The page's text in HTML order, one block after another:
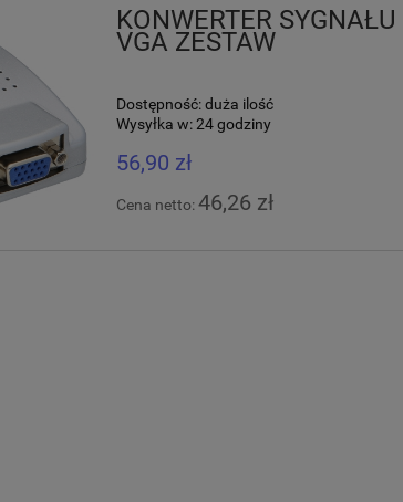
KONWERTER
VGA ZESTAW
Dostępność:duża ilość
Wysyłka w:24 godziny
56,90 zł
Cena netto:46,26 zł